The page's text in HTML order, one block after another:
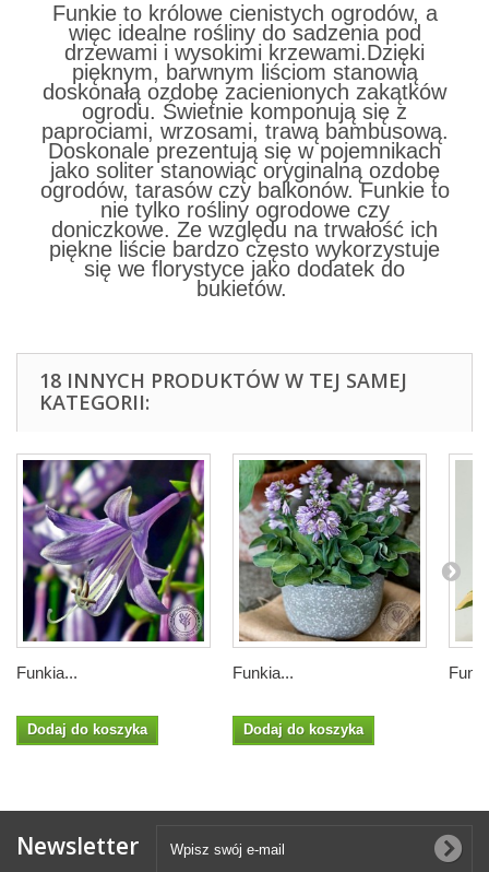
Funkie to królowe cienistych ogrodów, a
więc idealne rośliny do sadzenia pod
drzewami i wysokimi krzewami.Dzięki
pięknym, barwnym liściom stanowią
doskonałą ozdobę zacienionych zakątków
ogrodu. Świetnie komponują się z
paprociami, wrzosami, trawą bambusową.
Doskonale prezentują się w pojemnikach
jako soliter stanowiąc oryginalną ozdobę
ogrodów, tarasów czy balkonów. Funkie to
nie tylko rośliny ogrodowe czy
doniczkowe. Ze względu na trwałość ich
piękne liście bardzo często wykorzystuje
się we florystyce jako dodatek do
bukietów.
18 INNYCH PRODUKTÓW W TEJ SAMEJ
KATEGORII:
Funkia...
Dodaj do koszyka
Funkia...
Dodaj do koszyka
Newsletter